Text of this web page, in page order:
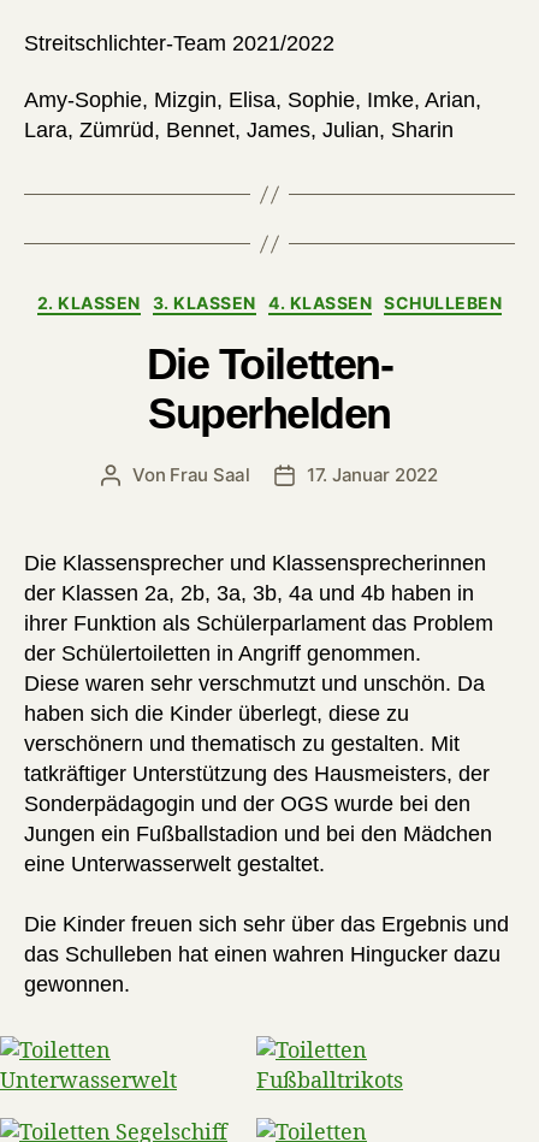
Streitschlichter-Team 2021/2022
Amy-Sophie, Mizgin, Elisa, Sophie, Imke, Arian,
Lara, Zümrüd, Bennet, James, Julian, Sharin
Kategorien
2. KLASSEN 3. KLASSEN 4. KLASSEN SCHULLEBEN
Die Toiletten-
Superhelden
Beitragsautor
Von Frau Saal Veröffentlichungsdatum
17. Januar 2022
Die Klassensprecher und Klassensprecherinnen
der Klassen 2a, 2b, 3a, 3b, 4a und 4b haben in
ihrer Funktion als Schülerparlament das Problem
der Schülertoiletten in Angriff genommen.
Diese waren sehr verschmutzt und unschön. Da
haben sich die Kinder überlegt, diese zu
verschönern und thematisch zu gestalten. Mit
tatkräftiger Unterstützung des Hausmeisters, der
Sonderpädagogin und der OGS wurde bei den
Jungen ein Fußballstadion und bei den Mädchen
eine Unterwasserwelt gestaltet.
Die Kinder freuen sich sehr über das Ergebnis und
das Schulleben hat einen wahren Hingucker dazu
gewonnen.